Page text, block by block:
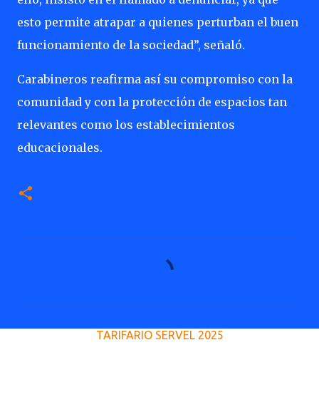
esto permite atrapar a quienes perturban el buen
funcionamiento de la sociedad”, señaló.
Carabineros reafirma así su compromiso con la
comunidad y con la protección de espacios tan
relevantes como los establecimientos
educacionales.
TARIFARIO SERVEL 2025